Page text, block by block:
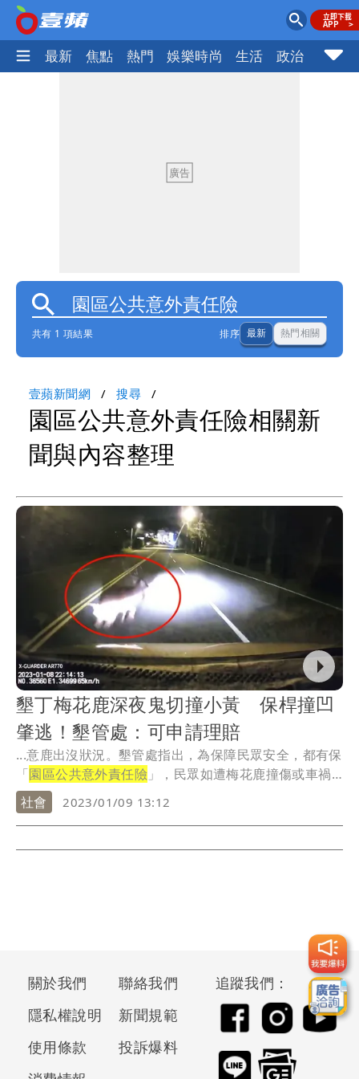
最新 焦點 熱門 娛樂時尚 生活 政治 社會
共有 1 項結果 排序 最新 熱門相關
壹蘋新聞網 搜尋
園區公共意外責任險相關新
聞與內容整理
墾丁梅花鹿深夜鬼切撞小黃 保桿撞凹
肇逃！墾管處：可申請理賠
...意鹿出沒狀況。墾管處指出，為保障民眾安全，都有保
「園區公共意外責任險 」，民眾如遭梅花鹿撞傷或車禍
意外...
社會 2023/01/09 13:12
關於我們
聯絡我們
隱私權說明
新聞規範
使用條款
投訴爆料
追蹤我們：